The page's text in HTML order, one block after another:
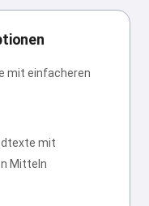
mit einfacheren
mit
Mitteln